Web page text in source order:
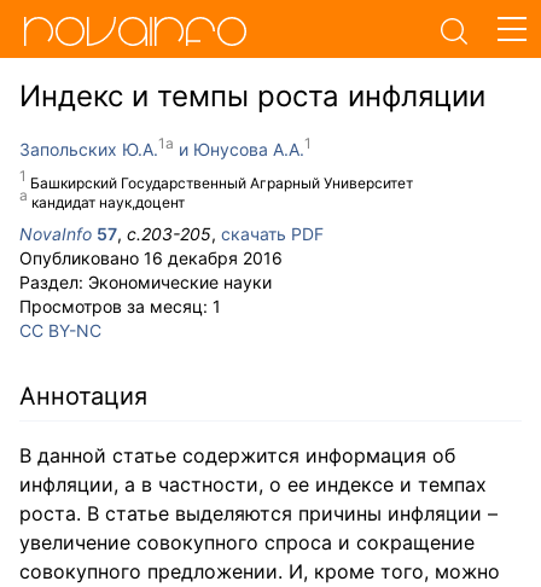
Индекс и темпы роста инфляции
Запольских Ю.А.
Башкирский Государственный Аграрный Университет
кандидат наук,доцент
Юнусова А.А.
NovaInfo 57, с.203-205, скачать PDF
Опубликовано 16 декабря 2016
Раздел: Экономические науки
Просмотров за месяц: 1
CC BY-NC
Аннотация
В данной статье содержится информация об
инфляции, а в частности, о ее индексе и темпах
роста. В статье выделяются причины инфляции –
увеличение совокупного спроса и сокращение
совокупного предложении. И, кроме того, можно